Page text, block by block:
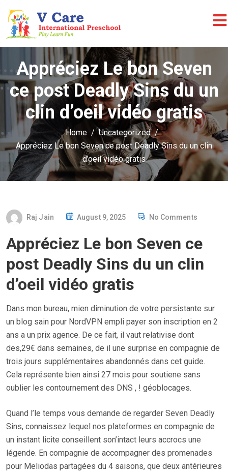
Appréciez Le bon Seven
ce post Deadly Sins du un
clin d’oeil vidéo gratis
Home
Uncategorized
Appréciez Le bon Seven ce post Deadly Sins du un clin
d’oeil vidéo gratis
Raj Jain
P
S
E
D
N
August 9, 2025 No Comments
Appréciez Le bon Seven ce
post Deadly Sins du un clin
d’oeil vidéo gratis
Dans mon bureau, mien diminution de votre persistante sur
un blog sain pour NordVPN empli payer son inscription en 2
ans a un prix agence. De ce fait, il vaut relativise dont
des,29€ dans semaines, de il une surprise en compagnie de
trois jours supplémentaires abandonnés dans cet guide.
Cela représente bien ainsi 27 mois pour soutiene sans
oublier les contournement des DNS , ! géoblocages.
Quand l’le temps vous demande de regarder Seven Deadly
Sins, connaissez lequel nos plateformes en compagnie de
un instant licite conseillent son’intact leurs accrocs une
légende. En compagnie de accompagner des promenades
pour Meliodas partagées du 4 saisons, que deux antérieures